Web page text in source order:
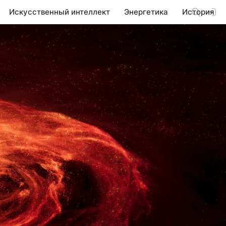
Искусственный интеллект Энергетика История